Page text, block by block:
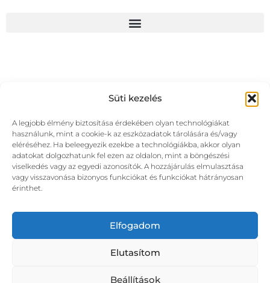
Süti kezelés
A legjobb élmény biztosítása érdekében olyan technológiákat
használunk, mint a cookie-k az eszközadatok tárolására és/vagy
eléréséhez. Ha beleegyezik ezekbe a technológiákba, akkor olyan
adatokat dolgozhatunk fel ezen az oldalon, mint a böngészési
viselkedés vagy az egyedi azonosítók. A hozzájárulás elmulasztása
vagy visszavonása bizonyos funkciókat és funkciókat hátrányosan
érinthet.
Elfogadom
Elutasítom
Beállítások